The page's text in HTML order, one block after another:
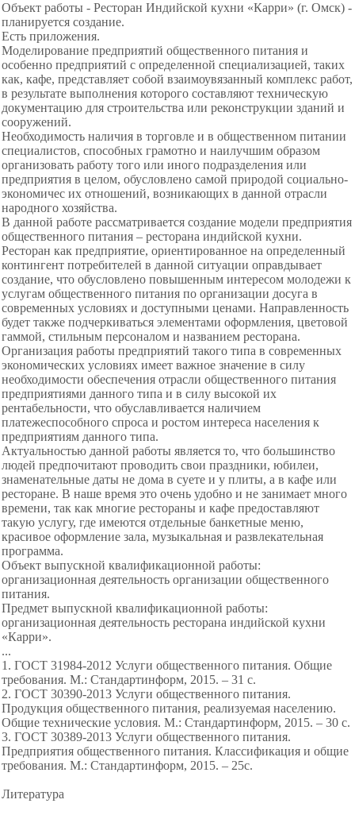
Объект работы - Ресторан Индийской кухни «Карри» (г. Омск) -
планируется создание.
Есть приложения.
Моделирование предприятий общественного питания и
особенно предприятий с определенной специализацией, таких
как, кафе, представляет собой взаимоувязанный комплекс работ,
в результате выполнения которого составляют техническую
документацию для строительства или реконструкции зданий и
сооружений.
Необходимость наличия в торговле и в общественном питании
специалистов, способных грамотно и наилучшим образом
организовать работу того или иного подразделения или
предприятия в целом, обусловлено самой природой социально-
экономичес их отношений, возникающих в данной отрасли
народного хозяйства.
В данной работе рассматривается создание модели предприятия
общественного питания – ресторана индийской кухни.
Ресторан как предприятие, ориентированное на определенный
контингент потребителей в данной ситуации оправдывает
создание, что обусловлено повышенным интересом молодежи к
услугам общественного питания по организации досуга в
современных условиях и доступными ценами. Направленность
будет также подчеркиваться элементами оформления, цветовой
гаммой, стильным персоналом и названием ресторана.
Организация работы предприятий такого типа в современных
экономических условиях имеет важное значение в силу
необходимости обеспечения отрасли общественного питания
предприятиями данного типа и в силу высокой их
рентабельности, что обуславливается наличием
платежеспособного спроса и ростом интереса населения к
предприятиям данного типа.
Актуальностью данной работы является то, что большинство
людей предпочитают проводить свои праздники, юбилеи,
знаменательные даты не дома в суете и у плиты, а в кафе или
ресторане. В наше время это очень удобно и не занимает много
времени, так как многие рестораны и кафе предоставляют
такую услугу, где имеются отдельные банкетные меню,
красивое оформление зала, музыкальная и развлекательная
программа.
Объект выпускной квалификационной работы:
организационная деятельность организации общественного
питания.
Предмет выпускной квалификационной работы:
организационная деятельность ресторана индийской кухни
«Карри».
...
1. ГОСТ 31984-2012 Услуги общественного питания. Общие
требования. М.: Стандартинформ, 2015. – 31 с.
2. ГОСТ 30390-2013 Услуги общественного питания.
Продукция общественного питания, реализуемая населению.
Общие технические условия. М.: Стандартинформ, 2015. – 30 с.
3. ГОСТ 30389-2013 Услуги общественного питания.
Предприятия общественного питания. Классификация и общие
требования. М.: Стандартинформ, 2015. – 25с.
Литература